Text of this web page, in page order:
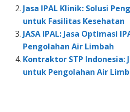
Jasa IPAL Klinik: Solusi
untuk Fasilitas Kesehatan
JASA IPAL: Jasa Optimasi
Pengolahan Air Limbah
Kontraktor STP Indonesia:
untuk Pengolahan Air